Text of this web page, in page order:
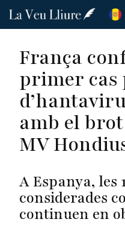
Vés
França
primer cas
amb el
MV
A Espanya, les
considerades
continuen en